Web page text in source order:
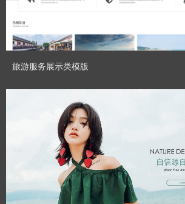
旅游服务展示类模版
Designed By： CHENHUI_GT
预览模板